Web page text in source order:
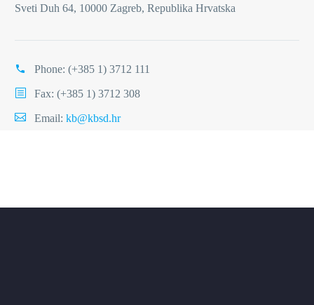
Sveti Duh 64, 10000 Zagreb, Republika Hrvatska
Phone: (+385 1) 3712 111
Fax: (+385 1) 3712 308
Email: kb@kbsd.hr